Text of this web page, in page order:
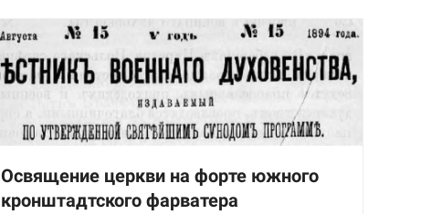
Освящение церкви на форте южного
кронштадтского фарватера